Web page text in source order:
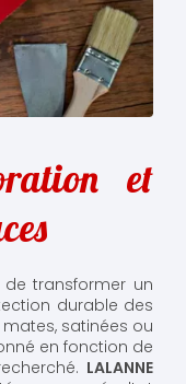
et
transformer un
durable des
mates, satinées ou
en fonction de
LALANNE